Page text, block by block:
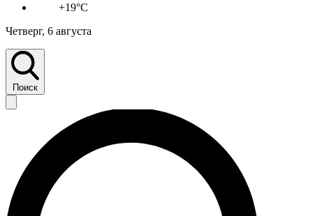
+19°C
Четверг, 6 августа
Поиск